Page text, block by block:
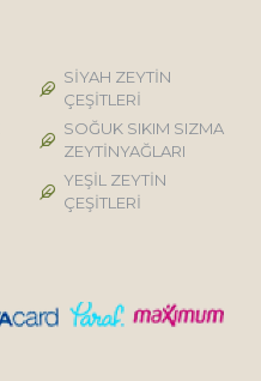
SİYAH ZEYTİN
ÇEŞİTLERİ
SOĞUK SIKIM SIZMA
ZEYTİNYAĞLARI
YEŞİL ZEYTİN
ÇEŞİTLERİ